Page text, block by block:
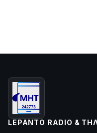
LEPANTO RADIO &